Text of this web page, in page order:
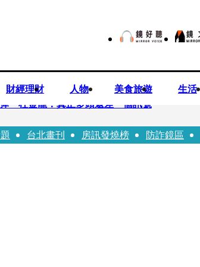
財經理財 人物 美食旅遊 生活
杜金龍：真正多頭還差一個訊號
綺陽
台北畫刊 房訊發燒榜 防詐鏡區